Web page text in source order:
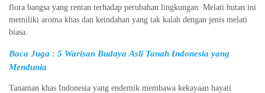
flora bangsa yang rentan terhadap perubahan lingkungan. Melati hutan ini
memiliki aroma khas dan keindahan yang tak kalah dengan jenis melati
biasa.
Baca Juga : 5 Warisan Budaya Asli Tanah Indonesia yang
Mendunia
Tanaman khas Indonesia yang endemik membawa kekayaan hayati